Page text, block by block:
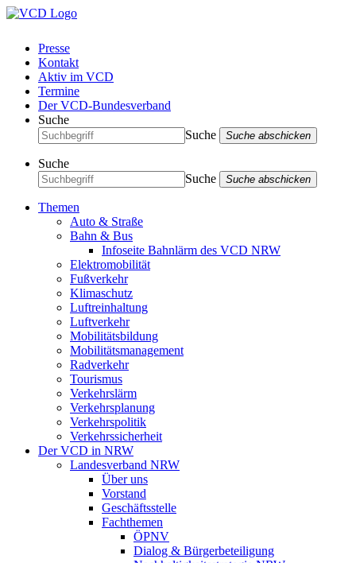
Presse
Kontakt
Aktiv im VCD
Termine
Der VCD-Bundesverband
Suche
Suche
Suche abschicken
Suche
Suche
Suche abschicken
Themen
Auto & Straße
Bahn & Bus
Infoseite Bahnlärm des VCD NRW
Elektromobilität
Fußverkehr
Klimaschutz
Luftreinhaltung
Luftverkehr
Mobilitätsbildung
Mobilitätsmanagement
Radverkehr
Tourismus
Verkehrslärm
Verkehrsplanung
Verkehrspolitik
Verkehrssicherheit
Der VCD in NRW
Landesverband NRW
Über uns
Vorstand
Geschäftsstelle
Fachthemen
ÖPNV
Dialog & Bürgerbeteiligung